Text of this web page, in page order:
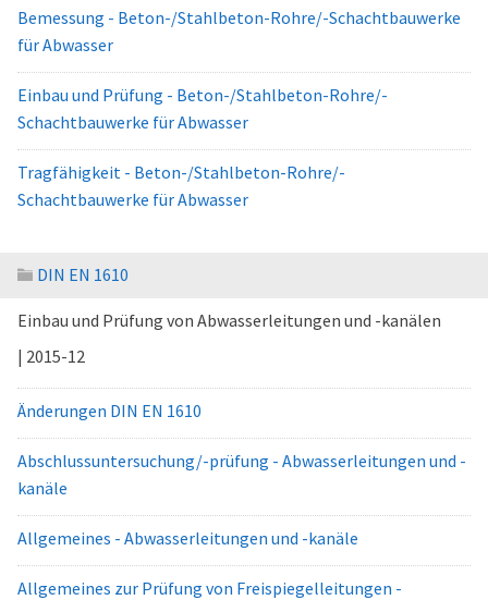
Bemessung - Beton-/Stahlbeton-Rohre/-Schachtbauwerke
für Abwasser
Einbau und Prüfung - Beton-/Stahlbeton-Rohre/-
Schachtbauwerke für Abwasser
Tragfähigkeit - Beton-/Stahlbeton-Rohre/-
Schachtbauwerke für Abwasser
DIN EN 1610
Einbau und Prüfung von Abwasserleitungen und -kanälen
| 2015-12
Änderungen DIN EN 1610
Abschlussuntersuchung/-prüfung - Abwasserleitungen und -
kanäle
Allgemeines - Abwasserleitungen und -kanäle
Allgemeines zur Prüfung von Freispiegelleitungen -